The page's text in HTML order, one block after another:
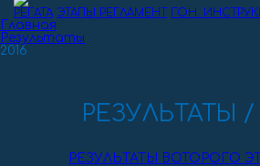
РЕГАТА ЭТАПЫ РЕГЛАМЕНТ ГОН.
Главная
Результаты
2016
РЕЗУЛЬТАТЫ /
РЕЗУЛЬТАТЫ ВОТОРОГО